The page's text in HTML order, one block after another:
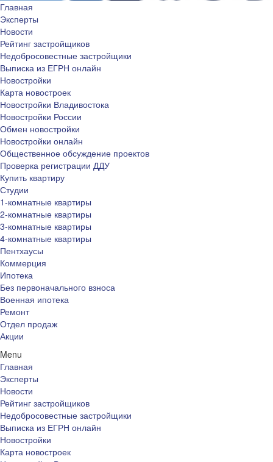
Главная
Эксперты
Новости
Рейтинг застройщиков
Недобросовестные застройщики
Выписка из ЕГРН онлайн
Новостройки
Карта новостроек
Новостройки Владивостока
Новостройки России
Обмен новостройки
Новостройки онлайн
Общественное обсуждение проектов
Проверка регистрации ДДУ
Купить квартиру
Студии
1-комнатные квартиры
2-комнатные квартиры
3-комнатные квартиры
4-комнатные квартиры
Пентхаусы
Коммерция
Ипотека
Без первоначального взноса
Военная ипотека
Ремонт
Отдел продаж
Акции
Menu
Главная
Эксперты
Новости
Рейтинг застройщиков
Недобросовестные застройщики
Выписка из ЕГРН онлайн
Новостройки
Карта новостроек